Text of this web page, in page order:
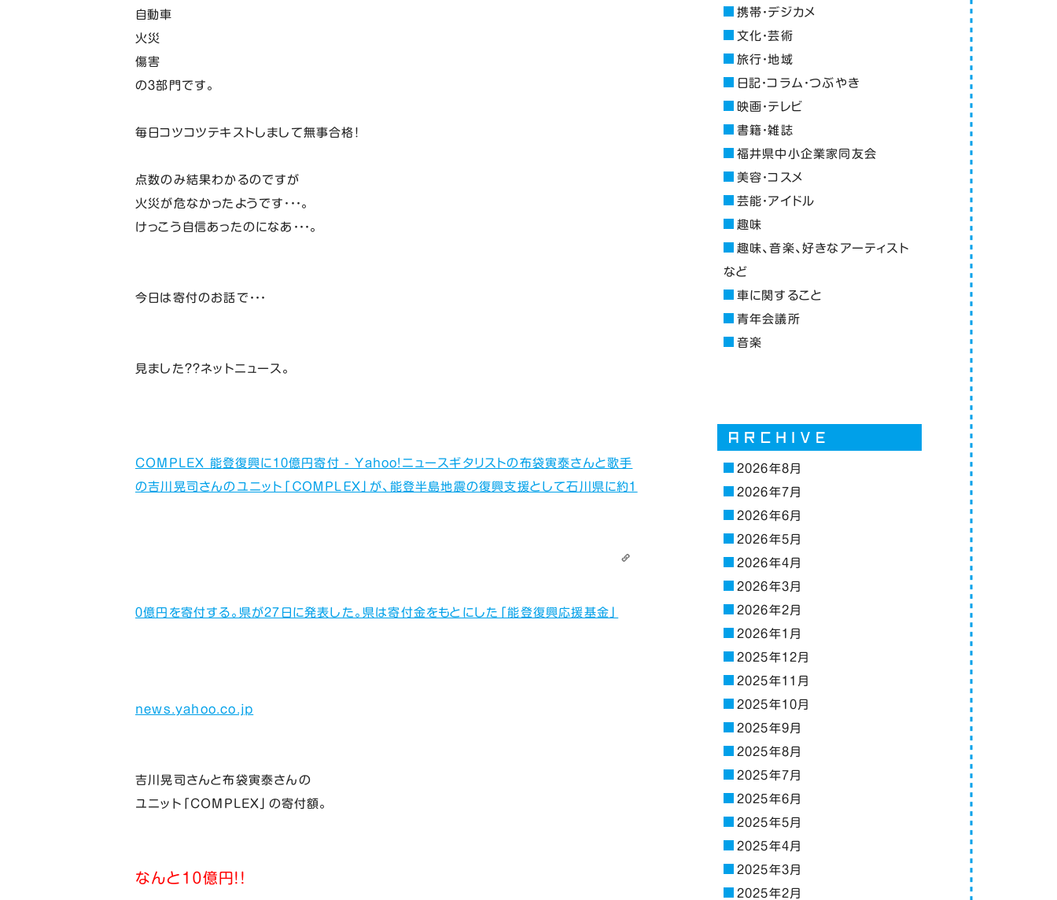
自動車
火災
傷害
の３部門です。
毎日コツコツテキストしまして無事合格！
点数のみ結果わかるのですが
火災が危なかったようです・・・。
けっこう自信あったのになあ・・・。
今日は寄付のお話で・・・
見ました？？ネットニュース。
COMPLEX 能登復興に10億円寄付 - Yahoo!ニュースギタリストの布袋寅泰さんと歌手
の吉川晃司さんのユニット「ＣＯＭＰＬＥＸ」が、能登半島地震の復興支援として石川県に約１
０億円を寄付する。県が２７日に発表した。県は寄付金をもとにした「能登復興応援基金」
news.yahoo.co.jp
吉川晃司さんと布袋寅泰さんの
ユニット「COMPLEX」の寄付額。
なんと１０億円！！
携帯・デジカメ
文化・芸術
旅行・地域
日記・コラム・つぶやき
映画・テレビ
書籍・雑誌
福井県中小企業家同友会
美容・コスメ
芸能・アイドル
趣味
趣味、音楽、好きなアーティスト
など
車に関すること
青年会議所
音楽
2026年8月
2026年7月
2026年6月
2026年5月
2026年4月
2026年3月
2026年2月
2026年1月
2025年12月
2025年11月
2025年10月
2025年9月
2025年8月
2025年7月
2025年6月
2025年5月
2025年4月
2025年3月
2025年2月